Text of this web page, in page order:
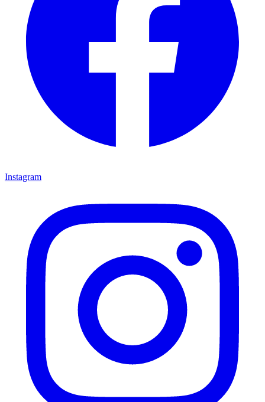
Instagram